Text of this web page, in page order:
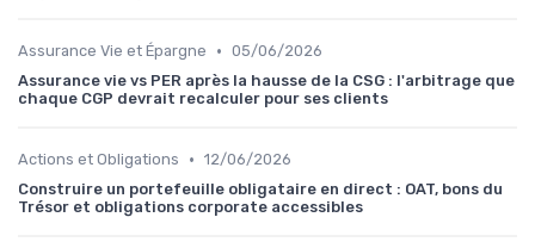
Assurance Vie et Épargne • 05/06/2026
Assurance vie vs PER après la hausse de la CSG : l'arbitrage que
chaque CGP devrait recalculer pour ses clients
Actions et Obligations • 12/06/2026
Construire un portefeuille obligataire en direct : OAT, bons du
Trésor et obligations corporate accessibles